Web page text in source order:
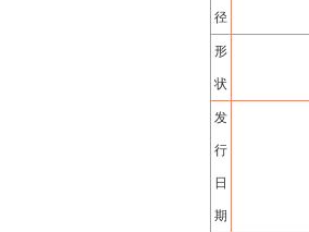
径
形
状
发
行
日
期